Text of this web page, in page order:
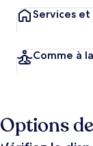
Services
Comme à
Options